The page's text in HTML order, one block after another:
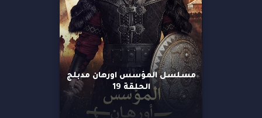
مسلسل المؤسس اورهان مدبلج
الحلقة 19